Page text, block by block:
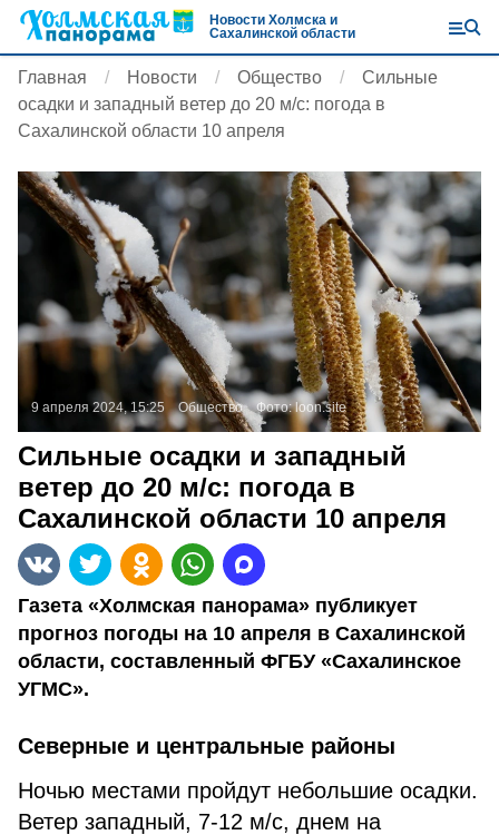
Новости Холмска и
Сахалинской области
Главная Новости Общество
Сильные
осадки и западный ветер до 20 м/с: погода в
Сахалинской области 10 апреля
9 апреля 2024, 15:25 Общество Фото:loon.site
Сильные осадки и западный
ветер до 20 м/с: погода в
Сахалинской области 10 апреля
Газета «Холмская панорама» публикует
прогноз погоды на 10 апреля в Сахалинской
области, составленный ФГБУ «Сахалинское
УГМС».
Северные и центральные районы
Ночью местами пройдут небольшие осадки.
Ветер западный, 7-12 м/с, днем на